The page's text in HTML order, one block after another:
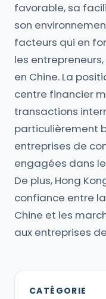
favorable, sa
son
facteurs qui en
les
en Chine. La
centre financier
transactions
particulièrement
entreprises de
engagées dans
De plus, Hong
confiance entre
Chine et les
aux entreprises de
CATÉGORIE